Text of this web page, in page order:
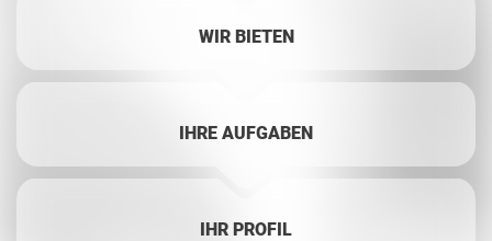
WIR BIETEN
IHRE AUFGABEN
IHR PROFIL